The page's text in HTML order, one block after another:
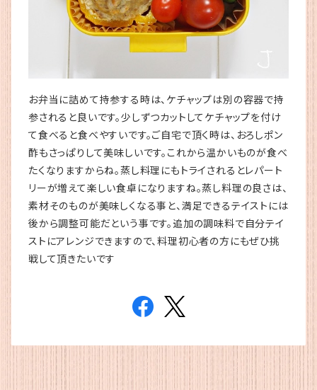
お弁当に詰めて持参する時は、ケチャップは別の容器で持
参されると良いです。少しずつカットしてケチャップを付け
て食べると食べやすいです。ご自宅で頂く時は、おろしポン
酢もさっぱりして美味しいです。これから温かいものが食べ
たくなりますからね。蒸し料理にもトライされるとレパート
リーが増えて楽しい食卓になりますね。蒸し料理の良さは、
素材そのものが美味しくなる事と、満足できるテイストには
後から調整可能だという事です。追加の調味料で自分テイ
ストにアレンジできますので、料理初心者の方にもぜひ挑
戦して頂きたいです